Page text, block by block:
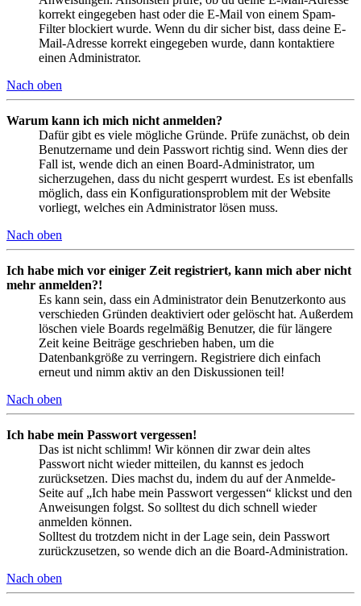
korrekt eingegeben hast oder die E-Mail von einem Spam-
Filter blockiert wurde. Wenn du dir sicher bist, dass deine E-
Mail-Adresse korrekt eingegeben wurde, dann kontaktiere
einen Administrator.
Nach oben
Warum kann ich mich nicht anmelden?
Dafür gibt es viele mögliche Gründe. Prüfe zunächst, ob dein
Benutzername und dein Passwort richtig sind. Wenn dies der
Fall ist, wende dich an einen Board-Administrator, um
sicherzugehen, dass du nicht gesperrt wurdest. Es ist ebenfalls
möglich, dass ein Konfigurationsproblem mit der Website
vorliegt, welches ein Administrator lösen muss.
Nach oben
Ich habe mich vor einiger Zeit registriert, kann mich aber nicht
mehr anmelden?!
Es kann sein, dass ein Administrator dein Benutzerkonto aus
verschieden Gründen deaktiviert oder gelöscht hat. Außerdem
löschen viele Boards regelmäßig Benutzer, die für längere
Zeit keine Beiträge geschrieben haben, um die
Datenbankgröße zu verringern. Registriere dich einfach
erneut und nimm aktiv an den Diskussionen teil!
Nach oben
Ich habe mein Passwort vergessen!
Das ist nicht schlimm! Wir können dir zwar dein altes
Passwort nicht wieder mitteilen, du kannst es jedoch
zurücksetzen. Dies machst du, indem du auf der Anmelde-
Seite auf „Ich habe mein Passwort vergessen“ klickst und den
Anweisungen folgst. So solltest du dich schnell wieder
anmelden können.
Solltest du trotzdem nicht in der Lage sein, dein Passwort
zurückzusetzen, so wende dich an die Board-Administration.
Nach oben